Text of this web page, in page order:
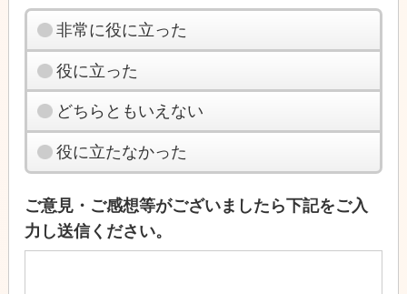
非常に役に立った
役に立った
どちらともいえない
役に立たなかった
ご意見・ご感想等がございましたら下記をご入
力し送信ください。